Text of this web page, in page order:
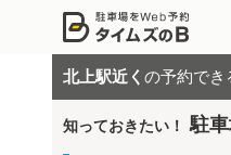
北上駅近く の予約でき
知っておきたい！ 駐